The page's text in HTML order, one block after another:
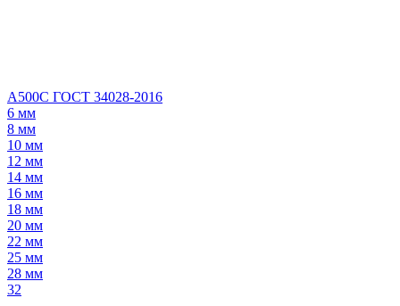
А500С ГОСТ 34028-2016
6 мм
8 мм
10 мм
12 мм
14 мм
16 мм
18 мм
20 мм
22 мм
25 мм
28 мм
32